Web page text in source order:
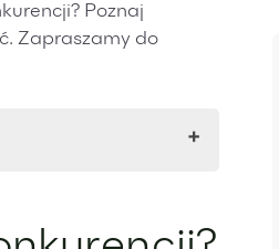
Poznaj
Zapraszamy do